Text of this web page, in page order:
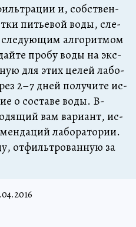
и, собст­вен­
пить­е­вой во­ды, сле­
сле­ду­ю­щим ал­го­рит­мом
про­бу во­ды на экс­
для этих це­лей ла­бо­
2–7 дней по­лу­чи­те ис­
о со­ста­ве во­ды. В-
вам ва­ри­ант, ис­
ла­бо­ра­то­рии.
от­филь­тро­ван­ную за